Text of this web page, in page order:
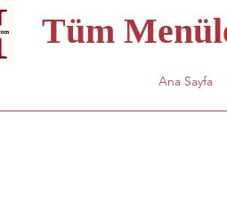
Tüm
Ana Sayfa